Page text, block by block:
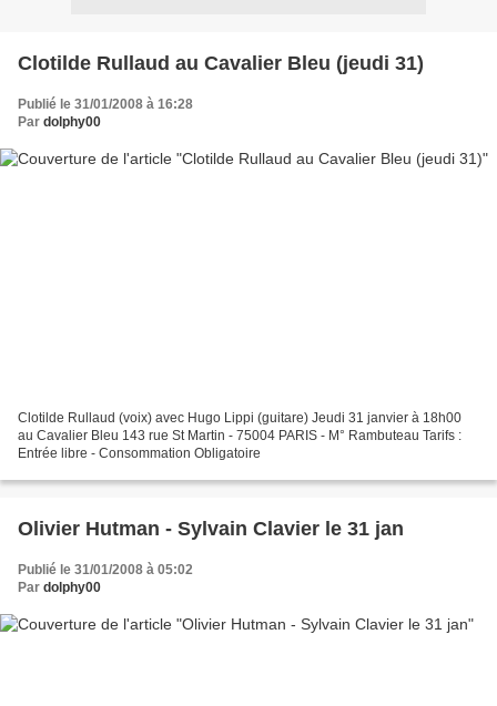
Clotilde Rullaud au Cavalier Bleu (jeudi 31)
Publié le 31/01/2008 à 16:28
Par dolphy00
Clotilde Rullaud (voix) avec Hugo Lippi (guitare) Jeudi 31 janvier à 18h00
au Cavalier Bleu 143 rue St Martin - 75004 PARIS - M° Rambuteau Tarifs :
Entrée libre - Consommation Obligatoire
Olivier Hutman - Sylvain Clavier le 31 jan
Publié le 31/01/2008 à 05:02
Par dolphy00